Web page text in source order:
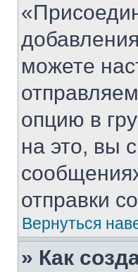
можете
опцию в
на это, вы
отправки
Вернуться
» Как